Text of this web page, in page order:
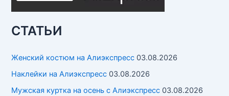
СТАТЬИ
Женский костюм на Алиэкспресс 03.08.2026
Наклейки на Алиэкспресс 03.08.2026
Мужская куртка на осень с Алиэкспресс 03.08.2026